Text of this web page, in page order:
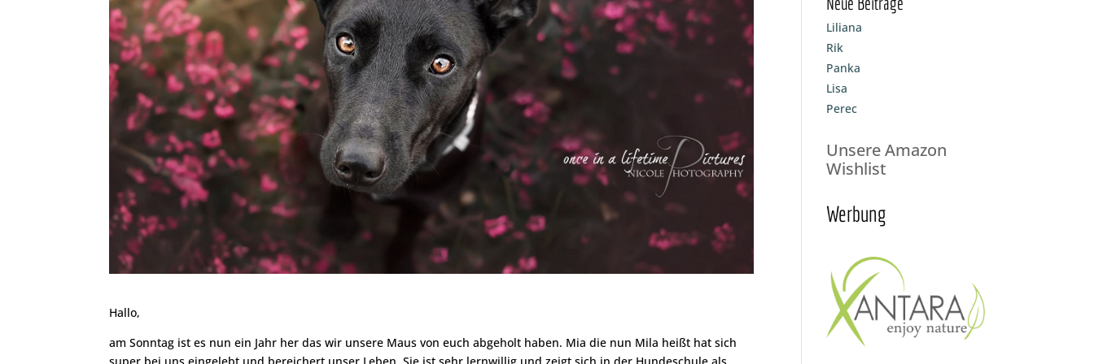
Hallo,
am Sonntag ist es nun ein Jahr her das wir unsere Maus von euch abgeholt haben. Mia die nun Mila heißt hat sich
Liliana
Rik
Panka
Lisa
Perec
Unsere Amazon
Wishlist
Werbung